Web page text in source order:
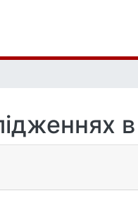
в